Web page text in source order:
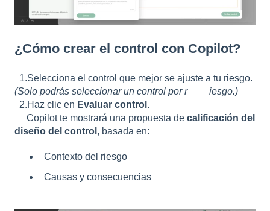
¿Cómo crear el control con Copilot?
1.Selecciona el control que mejor se ajuste a tu riesgo.
(Solo podrás seleccionar un control por r iesgo.)
2.Haz clic en Evaluar control .
Copilot te mostrará una propuesta de calificación del
diseño del control , basada en:
Contexto del riesgo
Causas y consecuencias